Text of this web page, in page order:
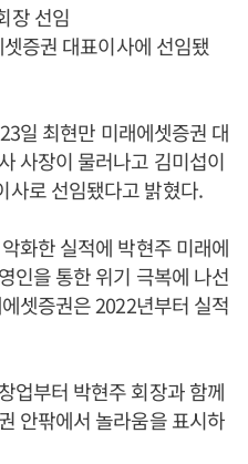
장 선임
증권 대표이사에 선임됐
일 최현만 미래에셋증권 대
사장이 물러나고 김미섭이
사로 선임됐다고 밝혔다.
화한 실적에 박현주 미래에
인을 통한 위기 극복에 나선
셋증권은 2022년부터 실적
업부터 박현주 회장과 함께
안팎에서 놀라움을 표시하